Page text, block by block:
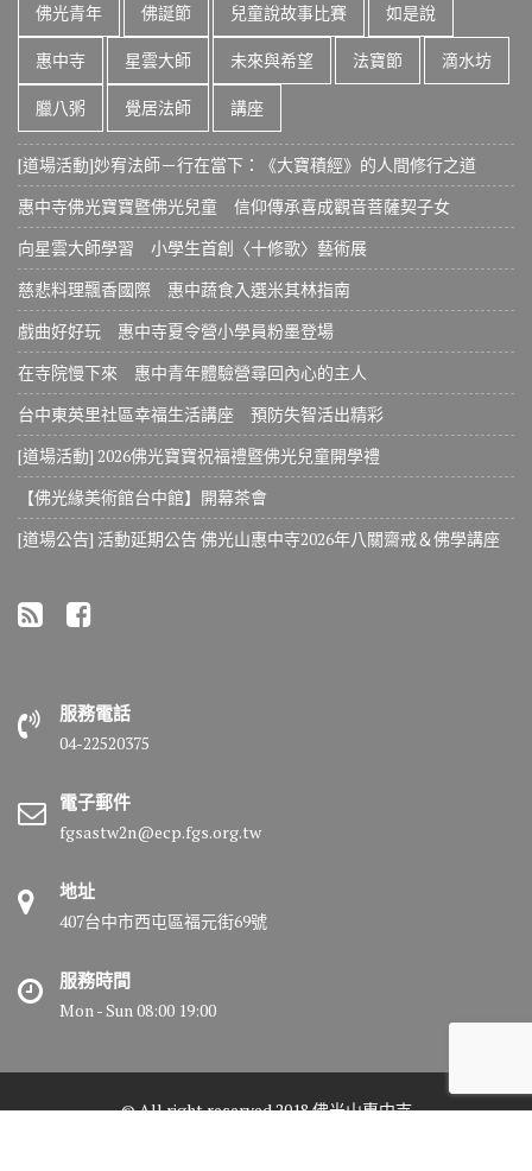
佛光青年 佛誕節 兒童說故事比賽 如是說
惠中寺 星雲大師 未來與希望 法寶節 滴水坊
臘八粥 覺居法師 講座
[道場活動]妙宥法師－行在當下：《大寶積經》的人間修行之道
惠中寺佛光寶寶暨佛光兒童 信仰傳承喜成觀音菩薩契子女
向星雲大師學習 小學生首創〈十修歌〉藝術展
慈悲料理飄香國際 惠中蔬食入選米其林指南
戲曲好好玩 惠中寺夏令營小學員粉墨登場
在寺院慢下來 惠中青年體驗營尋回內心的主人
台中東英里社區幸福生活講座 預防失智活出精彩
[道場活動] 2026佛光寶寶祝福禮暨佛光兒童開學禮
【佛光緣美術館台中館】開幕茶會
[道場公告] 活動延期公告 佛光山惠中寺2026年八關齋戒＆佛學講座
服務電話
04-22520375
電子郵件
fgsastw2n@ecp.fgs.org.tw
地址
407台中市西屯區福元街69號
服務時間
Mon - Sun 08:00 19:00
© All right reserved 2018 佛光山惠中寺